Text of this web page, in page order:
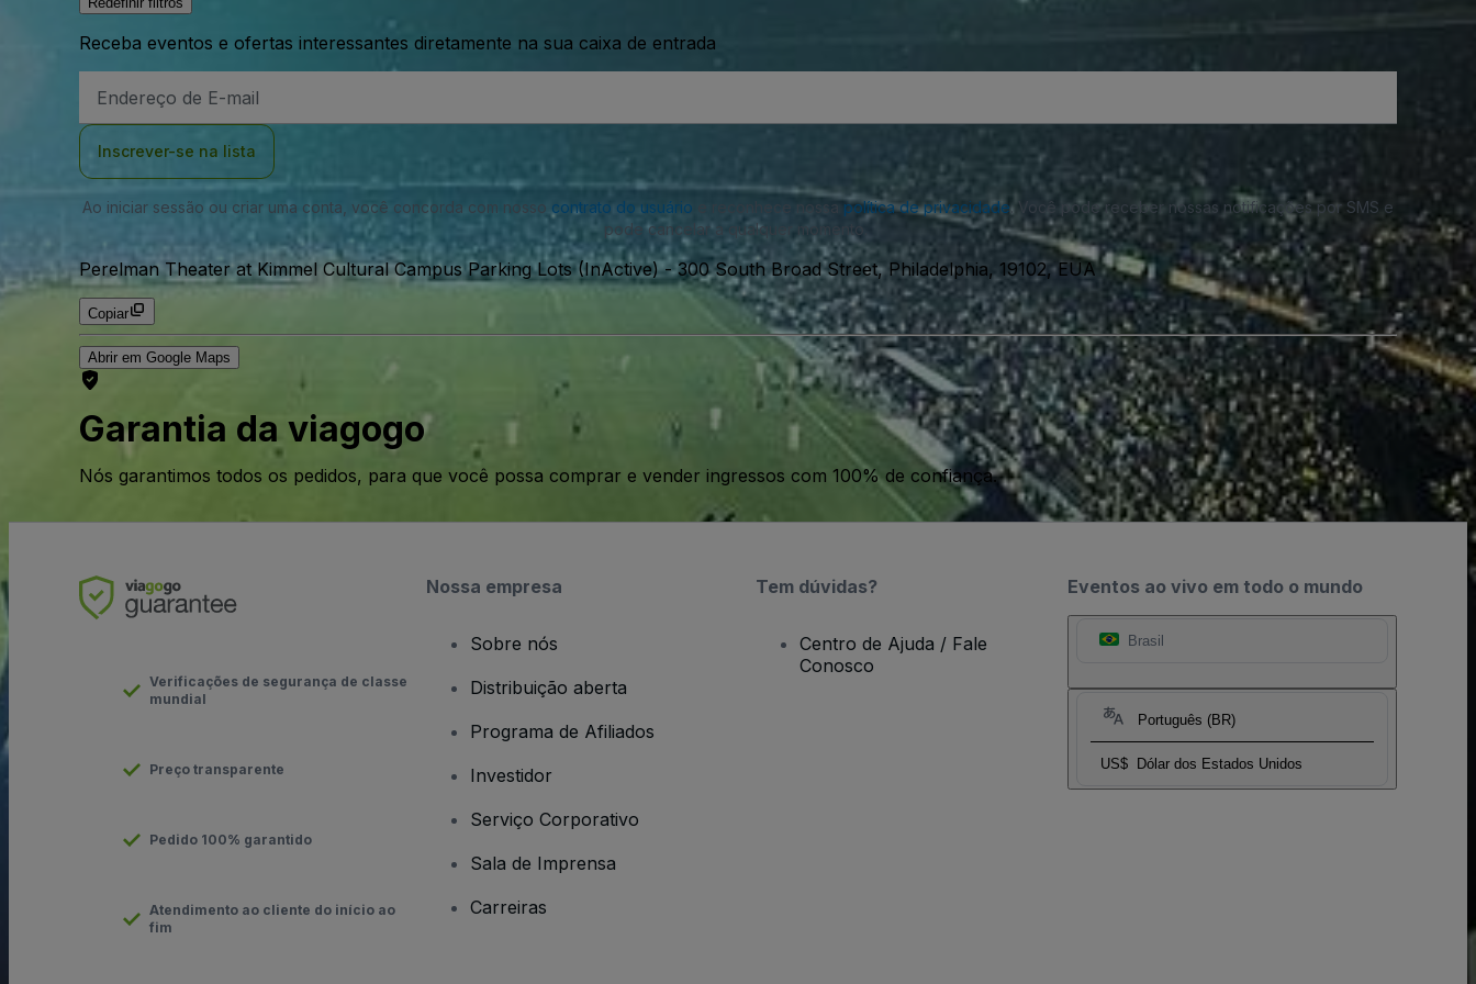
Receba eventos e ofertas interessantes diretamente na sua caixa de entrada
de
Inscrever-se na lista
Ao iniciar sessão ou criar uma conta, você concorda com nosso contrato do usuário e reconhece nossa política de privacidade. Você pode receber nossas notificações por SMS e
pode cancelar a qualquer momento.
Perelman Theater at Kimmel Cultural Campus Parking Lots (InActive)-300 South Broad Street, Philadelphia, 19102, EUA
Copiar
Abrir em Google Maps
Garantia da viagogo
Nós garantimos todos os pedidos, para que você possa comprar e vender ingressos com 100% de confiança.
Eventos ao vivo em todo o mundo
Brasil
Português (BR)
US$ Dólar dos Estados Unidos
Verificações de segurança de classe
mundial
Preço transparente
Pedido 100% garantido
Atendimento ao cliente do início ao
fim
Nossa empresa
Sobre nós
Distribuição aberta
Programa de Afiliados
Investidor
Serviço Corporativo
Sala de Imprensa
Carreiras
Tem dúvidas?
Centro de Ajuda / Fale
Conosco